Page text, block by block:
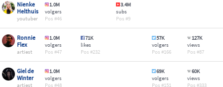
Nienke
Helthuis
youtuber
1.0M
volgers
46
3.4M
subs
9
Ronnie
Flex
artiest
1.0M
volgers
47
71K
likes
232
57K
volgers
166
127K
views
87
Giel de
Winter
artiest
1.0M
volgers
48
69K
volgers
151
60K
views
333